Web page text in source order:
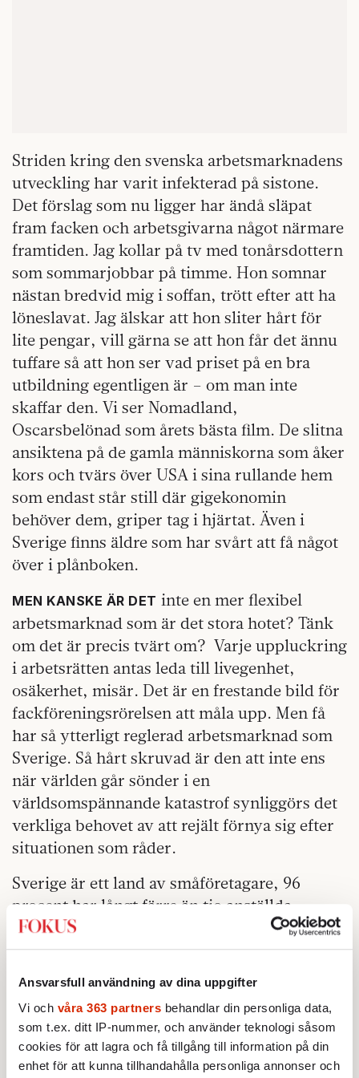
Ansvarsfull användning av dina uppgifter
Vi och våra 363 partners behandlar din personliga data,
som t.ex. ditt IP-nummer, och använder teknologi såsom
cookies för att lagra och få tillgång till information på din
enhet för att kunna tillhandahålla personliga annonser och
Striden kring den svenska arbetsmarknadens
utveckling har varit infekterad på sistone.
Det förslag som nu ligger har ändå släpat
fram facken och arbetsgivarna något närmare
framtiden. Jag kollar på tv med tonårsdottern
som sommarjobbar på timme. Hon somnar
nästan bredvid mig i soffan, trött efter att ha
löneslavat. Jag älskar att hon sliter hårt för
lite pengar, vill gärna se att hon får det ännu
tuffare så att hon ser vad priset på en bra
utbildning egentligen är – om man inte
skaffar den. Vi ser Nomadland,
Oscarsbelönad som årets bästa film. De slitna
ansiktena på de gamla människorna som åker
kors och tvärs över USA i sina rullande hem
som endast står still där gigekonomin
behöver dem, griper tag i hjärtat. Även i
Sverige finns äldre som har svårt att få något
över i plånboken.
MEN KANSKE ÄR DET inte en mer flexibel
arbetsmarknad som är det stora hotet? Tänk
om det är precis tvärt om? Varje uppluckring
i arbetsrätten antas leda till livegenhet,
osäkerhet, misär. Det är en frestande bild för
fackföreningsrörelsen att måla upp. Men få
har så ytterligt reglerad arbetsmarknad som
Sverige. Så hårt skruvad är den att inte ens
när världen går sönder i en
världsomspännande katastrof synliggörs det
verkliga behovet av att rejält förnya sig efter
situationen som råder.
Sverige är ett land av småföretagare, 96
procent har långt färre än tio anställda.
Hundratusentals småföretag som bär upp
svensk arbetsmarknad får det lättare att
överleva och kan rädda många jobb som
annars skulle hamna i fara, om de får
chansen att själv påverka bemanningen. Det
är en myt att vi alla gör lika bra ifrån oss på
jobbet; och ingenstans blir det så tydligt som